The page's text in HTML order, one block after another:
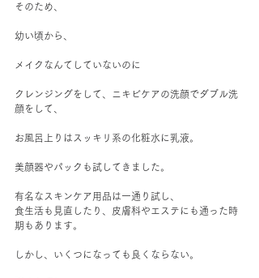
そのため、
幼い頃から、
メイクなんてしていないのに
クレンジングをして、ニキビケアの洗顔でダブル洗
顔をして、
お風呂上りはスッキリ系の化粧水に乳液。
美顔器やパックも試してきました。
有名なスキンケア用品は一通り試し、
食生活も見直したり、皮膚科やエステにも通った時
期もあります。
しかし、いくつになっても良くならない。